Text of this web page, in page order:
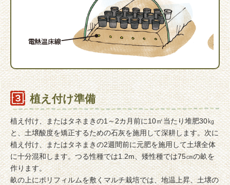
植え付け準備
植え付け、またはタネまきの1～2カ月前に10㎡当たり堆肥30㎏
と、土壌酸度を矯正するための石灰を施用して深耕します。次に
植え付け、またはタネまきの2週間前に元肥を施用して土壌全体
に十分混和します。つる性種では1.2m、矮性種では75㎝の畝を
作ります。
畝の上にポリフィルムを敷くマルチ栽培では、地温上昇、土壌の